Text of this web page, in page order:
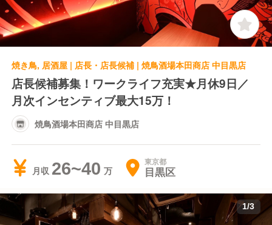
焼き鳥, 居酒屋 | 店長・店長候補 | 焼鳥酒場本田商店 中目黒店
店長候補募集！ワークライフ充実★月休9日／
月次インセンティブ最大15万！
焼鳥酒場本田商店 中目黒店
月収 26~40 東京都
目黒区
1/3